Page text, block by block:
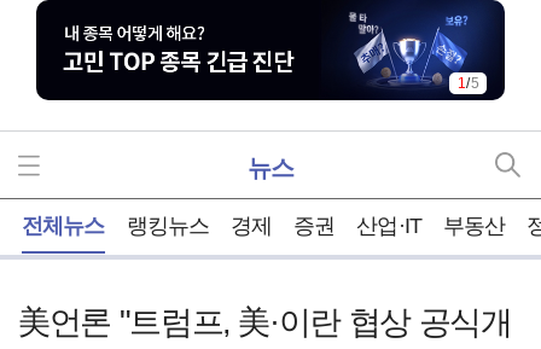
1/5
뉴스
전체뉴스 랭킹뉴스 경제 증권 산업·IT 부동산
美언론 "트럼프, 美·이란 협상 공식개